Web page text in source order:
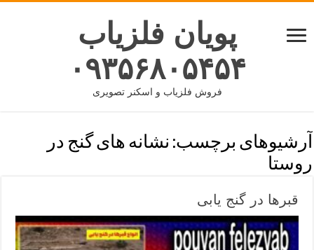
پویان فلزیاب
۰۹۳۵۶۸۰۵۴۵۴
فروش فلزیاب و اسکنر تصویری
آرشیوهای برچسب: نشانه های گنج در
روستا
قبرها در گنج یابی